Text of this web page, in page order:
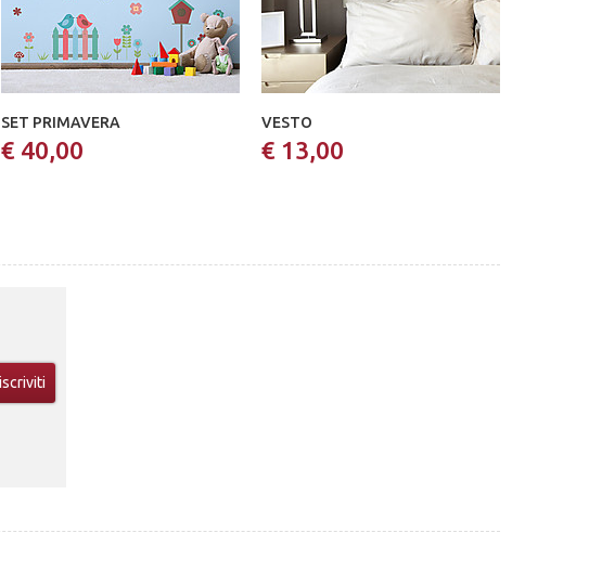
SET PRIMAVERA
€ 40,00
VESTO
€ 13,00